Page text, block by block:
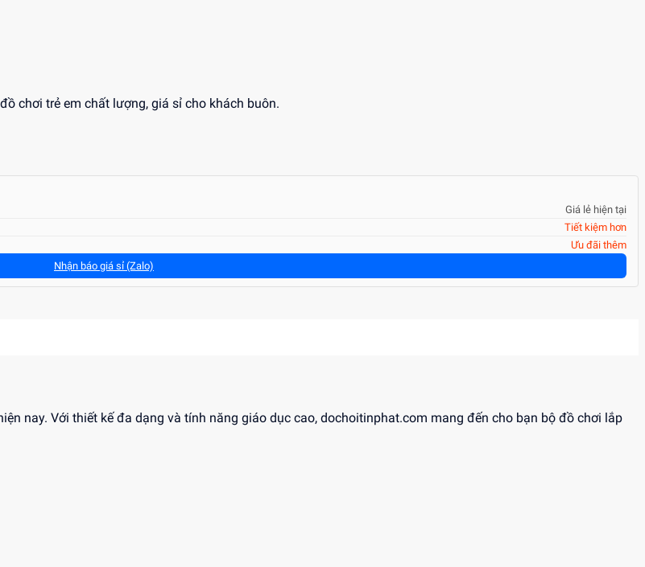
chơi trẻ em chất lượng, giá sỉ cho khách buôn.
Giá lẻ hiện tại
Tiết kiệm hơn
Ưu đãi thêm
Nhận báo giá sỉ (Zalo)
nay. Với thiết kế đa dạng và tính năng giáo dục cao, dochoitinphat.com mang đến cho bạn bộ đồ chơi lắp